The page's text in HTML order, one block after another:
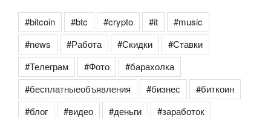
#bitcoin #btc #crypto #it
#music
#news
#Работа #Скидки
#Ставки
#Телеграм
#Фото
#барахолка
#бесплатныеобъявления
#бизнес
#биткоин
#блог
#видео #деньги
#заработок